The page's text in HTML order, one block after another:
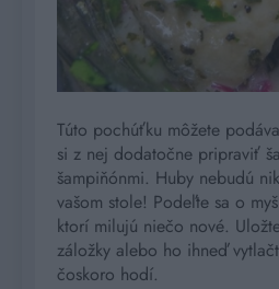
Túto pochúťku môžete
si z nej dodatočne pripraviť
šampiňónmi. Huby nebudú
vašom stole! Podeľte sa o
ktorí milujú niečo nové.
záložky alebo ho ihneď
čoskoro hodí.